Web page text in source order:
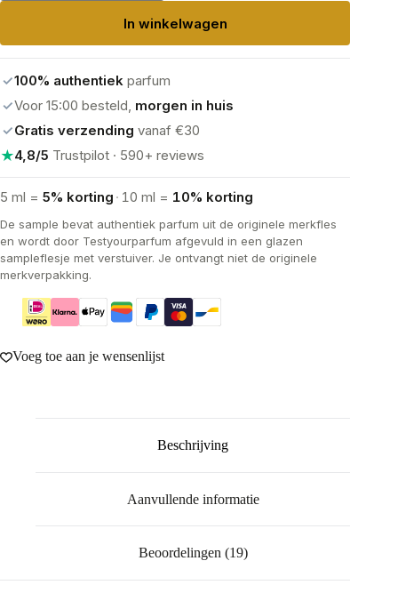
Le
In winkelwagen
✓100% authentiek parfum
✓Voor 15:00 besteld, morgen in huis
✓Gratis verzending vanaf €30
★4,8/5 Trustpilot · 590+ reviews
5 ml = 5% korting · 10 ml = 10% korting
De sample bevat authentiek parfum uit de originele merkfles
en wordt door Testyourparfum afgevuld in een glazen
sampleflesje met verstuiver. Je ontvangt niet de originele
merkverpakking.
Voeg toe aan je wensenlijst
Beschrijving
Aanvullende informatie
Beoordelingen (19)